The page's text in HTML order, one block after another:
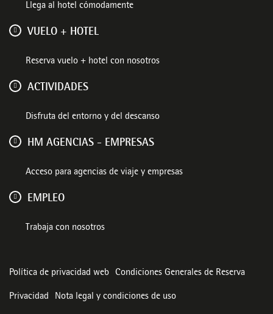
Llega al hotel cómodamente
VUELO + HOTEL
Reserva vuelo + hotel con nosotros
ACTIVIDADES
Disfruta del entorno y del descanso
HM AGENCIAS - EMPRESAS
Acceso para agencias de viaje y empresas
EMPLEO
Trabaja con nosotros
Política de privacidad web Condiciones Generales de Reserva
Privacidad Nota legal y condiciones de uso